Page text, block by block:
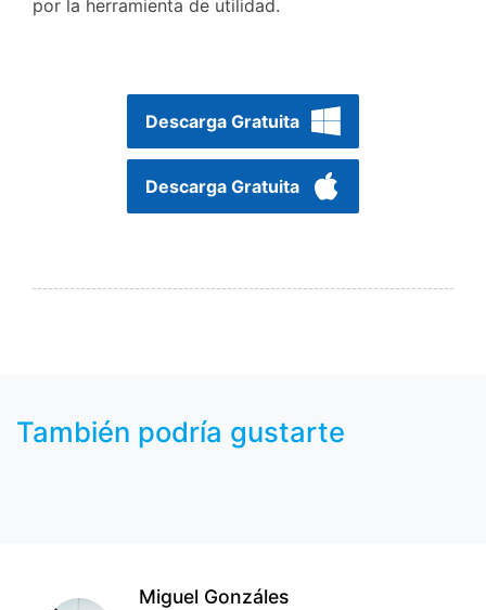
por la herramienta de utilidad.
Descarga Gratuita
Descarga Gratuita
También podría gustarte
Miguel Gonzáles